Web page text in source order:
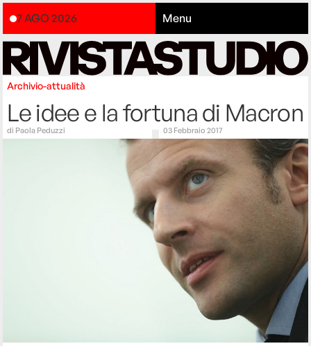
7 AGO 2026 Menu
Archivio-attualità
Le idee e la fortuna di Macron
di Paola Peduzzi 03 Febbraio 2017